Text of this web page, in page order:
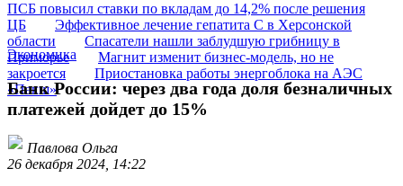
ПСБ повысил ставки по вкладам до 14,2% после решения
ЦБ
Эффективное лечение гепатита C в Херсонской
области
Спасатели нашли заблудшую грибницу в
Приморье
Магнит изменит бизнес-модель, но не
закроется
Приостановка работы энергоблока на АЭС
«Пакш»
Экономика
Банк России: через два года доля безналичных
платежей дойдет до 15%
Павлова Ольга
26 декабря 2024, 14:22